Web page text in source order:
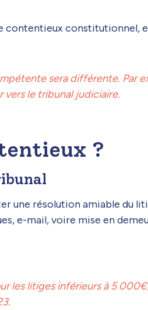
contentieux constitutionnel,
sera différente. Par
le tribunal judiciaire.
?
une résolution amiable du
e-mail, voire mise en
les litiges inférieurs à 5 000€,